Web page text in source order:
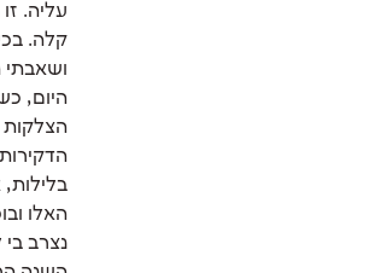
עליה.
קלה.
היום,
בלילות,
האלו
נצרב בי